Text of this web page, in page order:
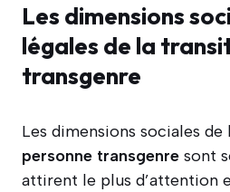
Les dimensions
légales de la
transgenre
Les dimensions sociales de
personne transgenre sont
attirent le plus d’attention